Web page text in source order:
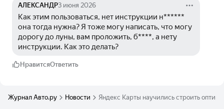
АЛЕКСАНДР3 июня 2026
Как этим пользоваться, нет инструкции н******
она тогда нужна? Я тоже могу написать, что могу
дорогу до луны, вам проложить, б****, а нету
инструкции. Как это делать?
НравитсяОтветить
Журнал Авто.ру Новости Яндекс Карты научились строить